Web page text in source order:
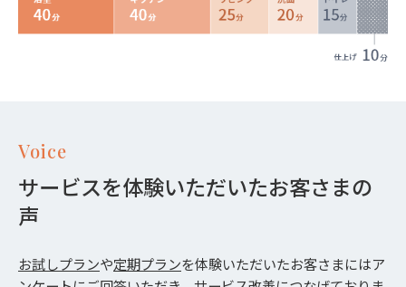
Voice
サービスを体験いただいたお客さまの
声
お試しプランや定期プランを体験いただいたお客さまにはア